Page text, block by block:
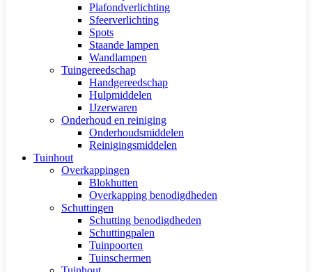
Plafondverlichting
Sfeerverlichting
Spots
Staande lampen
Wandlampen
Tuingereedschap
Handgereedschap
Hulpmiddelen
IJzerwaren
Onderhoud en reiniging
Onderhoudsmiddelen
Reinigingsmiddelen
Tuinhout
Overkappingen
Blokhutten
Overkapping benodigdheden
Schuttingen
Schutting benodigdheden
Schuttingpalen
Tuinpoorten
Tuinschermen